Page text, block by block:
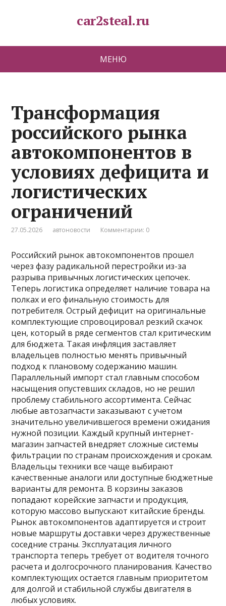
car2steal.ru
МЕНЮ
Трансформация
российского рынка
автокомпонентов в
условиях дефицита и
логистических
ограничений
27.05.2026 автоновости Комментарии: 0
Российский рынок автокомпонентов прошел
через фазу радикальной перестройки из-за
разрыва привычных логистических цепочек.
Теперь логистика определяет наличие товара на
полках и его финальную стоимость для
потребителя. Острый дефицит на оригинальные
комплектующие спровоцировал резкий скачок
цен, который в ряде сегментов стал критическим
для бюджета. Такая инфляция заставляет
владельцев полностью менять привычный
подход к плановому содержанию машин.
Параллельный импорт стал главным способом
насыщения опустевших складов, но не решил
проблему стабильного ассортимента. Сейчас
любые автозапчасти заказывают с учетом
значительно увеличившегося времени ожидания
нужной позиции. Каждый крупный интернет-
магазин запчастей внедряет сложные системы
фильтрации по странам происхождения и срокам.
Владельцы техники все чаще выбирают
качественные аналоги или доступные бюджетные
варианты для ремонта. В корзины заказов
попадают корейские запчасти и продукция,
которую массово выпускают китайские бренды.
Рынок автокомпонентов адаптируется и строит
новые маршруты доставки через дружественные
соседние страны. Эксплуатация личного
транспорта теперь требует от водителя точного
расчета и долгосрочного планирования. Качество
комплектующих остается главным приоритетом
для долгой и стабильной службы двигателя в
любых условиях.